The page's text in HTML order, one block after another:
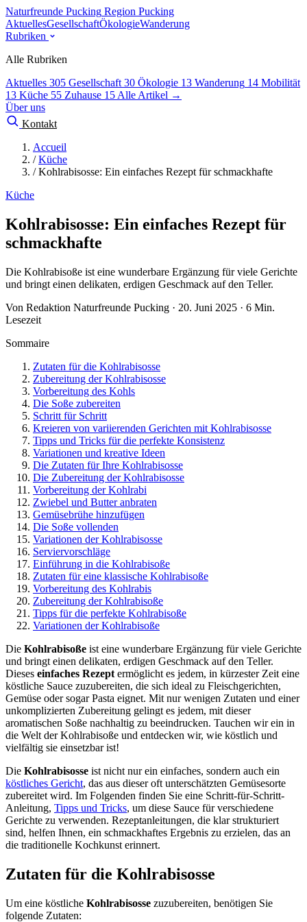
Naturfreunde Pucking Region Pucking
AktuellesGesellschaftÖkologieWanderung
Rubriken
Alle Rubriken
Aktuelles 305 Gesellschaft 30 Ökologie 13 Wanderung 14 Mobilität
13 Küche 55 Zuhause 15 Alle Artikel →
Über uns
Kontakt
Accueil
/ Küche
/ Kohlrabisosse: Ein einfaches Rezept für schmackhafte
Küche
Kohlrabisosse: Ein einfaches Rezept für
schmackhafte
Die Kohlrabisoße ist eine wunderbare Ergänzung für viele Gerichte
und bringt einen delikaten, erdigen Geschmack auf den Teller.
Von Redaktion Naturfreunde Pucking · 20. Juni 2025 · 6 Min.
Lesezeit
Sommaire
Zutaten für die Kohlrabisosse
Zubereitung der Kohlrabisosse
Vorbereitung des Kohls
Die Soße zubereiten
Schritt für Schritt
Kreieren von variierenden Gerichten mit Kohlrabisosse
Tipps und Tricks für die perfekte Konsistenz
Variationen und kreative Ideen
Die Zutaten für Ihre Kohlrabisosse
Die Zubereitung der Kohlrabisosse
Vorbereitung der Kohlrabi
Zwiebel und Butter anbraten
Gemüsebrühe hinzufügen
Die Soße vollenden
Variationen der Kohlrabisosse
Serviervorschläge
Einführung in die Kohlrabisoße
Zutaten für eine klassische Kohlrabisoße
Vorbereitung des Kohlrabis
Zubereitung der Kohlrabisoße
Tipps für die perfekte Kohlrabisoße
Variationen der Kohlrabisoße
Die Kohlrabisoße ist eine wunderbare Ergänzung für viele Gerichte
und bringt einen delikaten, erdigen Geschmack auf den Teller.
Dieses einfaches Rezept ermöglicht es jedem, in kürzester Zeit eine
köstliche Sauce zuzubereiten, die sich ideal zu Fleischgerichten,
Gemüse oder sogar Pasta eignet. Mit nur wenigen Zutaten und einer
unkomplizierten Zubereitung gelingt es jedem, mit dieser
aromatischen Soße nachhaltig zu beeindrucken. Tauchen wir ein in
die Welt der Kohlrabisoße und entdecken wir, wie köstlich und
vielfältig sie einsetzbar ist!
Die Kohlrabisosse ist nicht nur ein einfaches, sondern auch ein
köstliches Gericht, das aus dieser oft unterschätzten Gemüsesorte
zubereitet wird. Im Folgenden finden Sie eine Schritt-für-Schritt-
Anleitung, Tipps und Tricks, um diese Sauce für verschiedene
Gerichte zu verwenden. Rezeptanleitungen, die klar strukturiert
sind, helfen Ihnen, ein schmackhaftes Ergebnis zu erzielen, das an
die traditionelle Kochkunst erinnert.
Zutaten für die Kohlrabisosse
Um eine köstliche Kohlrabisosse zuzubereiten, benötigen Sie
folgende Zutaten: